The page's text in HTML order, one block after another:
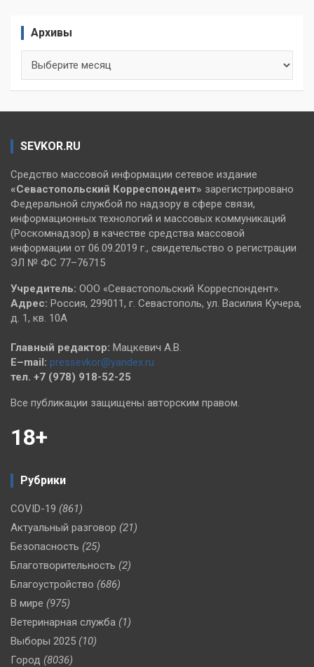
Архивы
SEVKOR.RU
Средство массовой информации сетевое издание
«Севастопольский Корреспондент» зарегистрировано
Федеральной службой по надзору в сфере связи,
информационных технологий и массовых коммуникаций
(Роскомнадзор) в качестве средства массовой
информации от 06.09.2019 г., свидетельство о регистрации
ЭЛ № ФС 77–76715
Учредитель: ООО «Севастопольский Корреспондент».
Адрес: Россия, 299011, г. Севастополь, ул. Василия Кучера,
д. 1, кв. 10А
Главный редактор: Мацкевич А.В.
E–mail: pressevkor@yandex.ru
тел. +7 (978) 918-52-25
Все публикации защищены авторским правом.
18+
Рубрики
COVID-19 (861)
Актуальный разговор (21)
Безопасность (25)
Благотворительность (2)
Благоустройство (686)
В мире (975)
Ветеринарная служба (1)
Выборы 2025 (10)
Город (8036)